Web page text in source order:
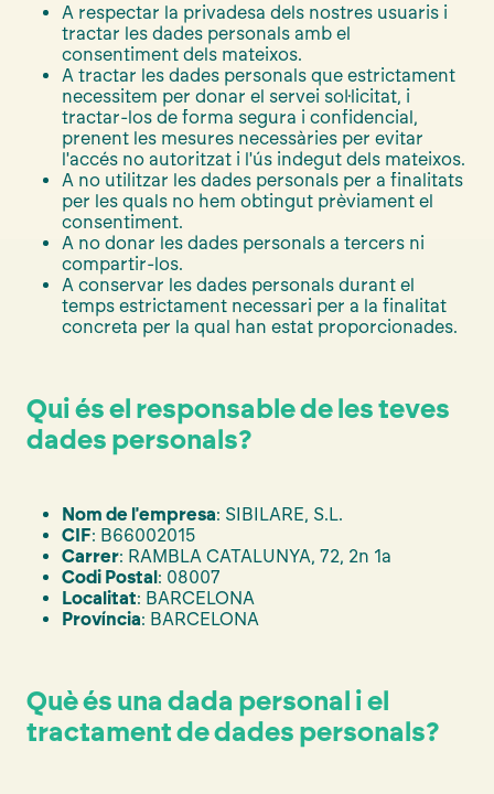
A respectar la privadesa dels nostres usuaris i
tractar les dades personals amb el
consentiment dels mateixos.
A tractar les dades personals que estrictament
necessitem per donar el servei sol·licitat, i
tractar-los de forma segura i confidencial,
prenent les mesures necessàries per evitar
l'accés no autoritzat i l'ús indegut dels mateixos.
A no utilitzar les dades personals per a finalitats
per les quals no hem obtingut prèviament el
consentiment.
A no donar les dades personals a tercers ni
compartir-los.
A conservar les dades personals durant el
temps estrictament necessari per a la finalitat
concreta per la qual han estat proporcionades.
Qui és el responsable de les teves
dades personals?
Nom de l'empresa: SIBILARE, S.L.
CIF: B66002015
Carrer: RAMBLA CATALUNYA, 72, 2n 1a
Codi Postal: 08007
Localitat: BARCELONA
Província: BARCELONA
Què és una dada personal i el
tractament de dades personals?